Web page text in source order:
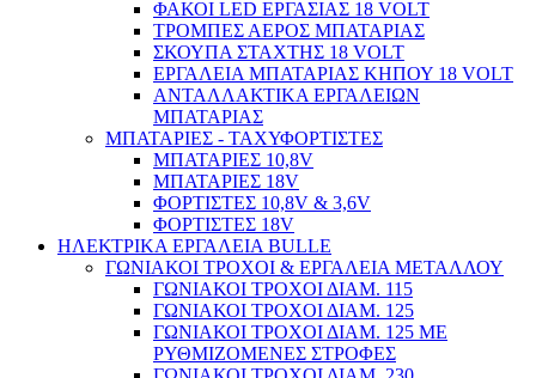
Παλετοφόρα / Ράμπες / Καρότσια
ΦΑΚΟΙ LED ΕΡΓΑΣΙΑΣ 18 VOLT
ΤΡΟΜΠΕΣ ΑΕΡΟΣ ΜΠΑΤΑΡΙΑΣ
ΣΚΟΥΠΑ ΣΤΑΧΤΗΣ 18 VOLT
ΕΡΓΑΛΕΙΑ ΜΠΑΤΑΡΙΑΣ ΚΗΠΟΥ 18 VOLT
ΑΝΤΑΛΛΑΚΤΙΚΑ ΕΡΓΑΛΕΙΩΝ
ΜΠΑΤΑΡΙΑΣ
ΜΠΑΤΑΡΙΕΣ - ΤΑΧΥΦΟΡΤΙΣΤΕΣ
ΜΠΑΤΑΡΙΕΣ 10,8V
ΜΠΑΤΑΡΙΕΣ 18V
ΦΟΡΤΙΣΤΕΣ 10,8V & 3,6V
ΦΟΡΤΙΣΤΕΣ 18V
ΗΛΕΚΤΡΙΚΑ ΕΡΓΑΛΕΙΑ BULLE
ΓΩΝΙΑΚΟΙ ΤΡΟΧΟΙ & ΕΡΓΑΛΕΙΑ ΜΕΤΑΛΛΟΥ
ΓΩΝΙΑΚΟΙ ΤΡΟΧΟΙ ΔΙΑΜ. 115
ΓΩΝΙΑΚΟΙ ΤΡΟΧΟΙ ΔΙΑΜ. 125
ΓΩΝΙΑΚΟΙ ΤΡΟΧΟΙ ΔΙΑΜ. 125 ΜΕ
ΡΥΘΜΙΖΟΜΕΝΕΣ ΣΤΡΟΦΕΣ